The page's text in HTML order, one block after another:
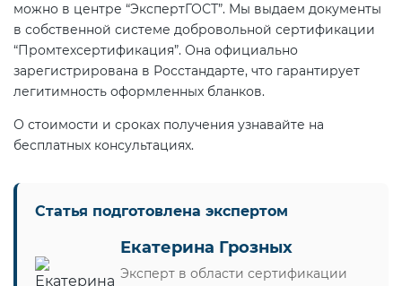
можно в центре “ЭкспертГОСТ”. Мы выдаем документы
в собственной системе добровольной сертификации
“Промтехсертификация”. Она официально
зарегистрирована в Росстандарте, что гарантирует
легитимность оформленных бланков.
О стоимости и сроках получения узнавайте на
бесплатных консультациях.
Статья подготовлена экспертом
Екатерина Грозных
Эксперт в области сертификации